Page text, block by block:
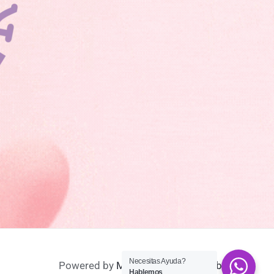
Powered by MastecnologiaColombia
Necesitas Ayuda?
Hablemos